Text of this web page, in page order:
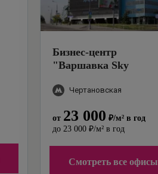
Бизнес-центр
"Варшавка Sky
Чертановская
от 23 000 ₽/м² в год
до 23 000 ₽/м² в год
Смотреть все офисы